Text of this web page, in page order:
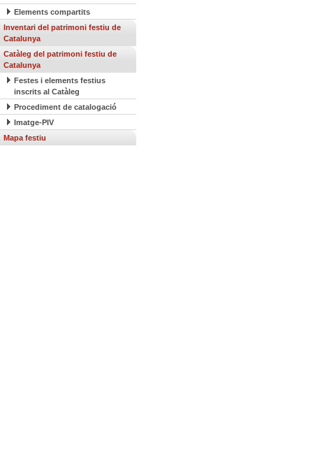
Elements compartits
Inventari del patrimoni festiu de
Catalunya
Catàleg del patrimoni festiu de
Catalunya
Festes i elements festius
inscrits al Catàleg
Procediment de catalogació
Imatge-PIV
Mapa festiu